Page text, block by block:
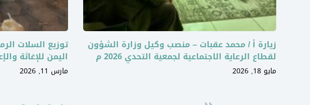
زيارة أ / محمد عقبات – منصب وكيل وزارة الشؤون
لقطاع الرعاية الاجتماعية لجمعية التحدي 2026 م
مايو 18, 2026
توزيع السلات
اليمن للإغاثة
مارس 11, 2026